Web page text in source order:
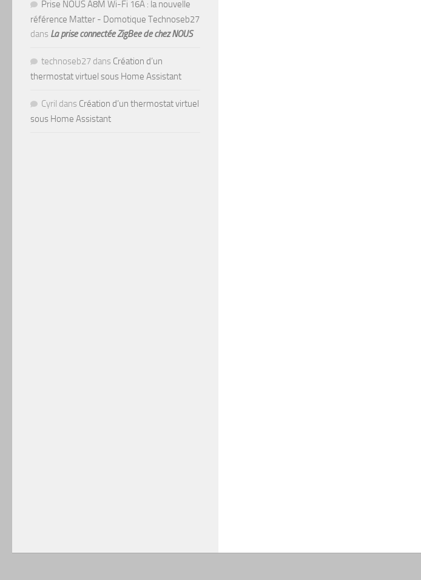
Prise NOUS A8M Wi-Fi 16A : la nouvelle
référence Matter - Domotique Technoseb27
dans La prise connectée ZigBee de chez NOUS
technoseb27 dans Création d’un
thermostat virtuel sous Home Assistant
Cyril dans Création d’un thermostat virtuel
sous Home Assistant